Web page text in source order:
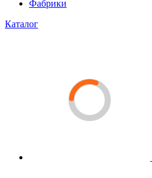
Фабрики
Каталог